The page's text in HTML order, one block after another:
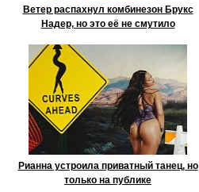
Ветер распахнул комбинезон Брукс
Надер, но это её не смутило
Рианна устроила приватный танец, но
только на публике